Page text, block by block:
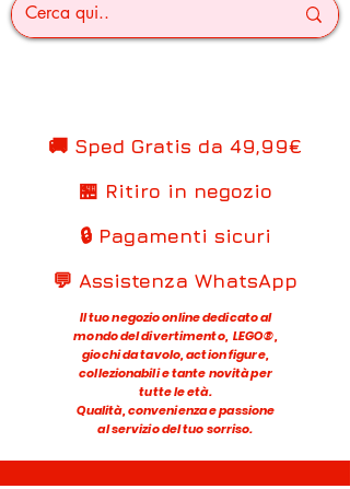
🚚 Sped Gratis da 49,99€
🏪 Ritiro in negozio
🔒 Pagamenti sicuri
💬 Assistenza WhatsApp
Il tuo negozio online dedicato al
mondo del divertimento, LEGO®,
giochi da tavolo, action figure,
collezionabili e tante novità per
tutte le età.
Qualità, convenienza e passione
al servizio del tuo sorriso.